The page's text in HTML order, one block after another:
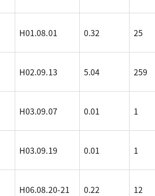
H01.08.01 0.32 25
H02.09.13 5.04 259
H03.09.07 0.01 1
H03.09.19 0.01 1
H06.08.20-21 0.22 12